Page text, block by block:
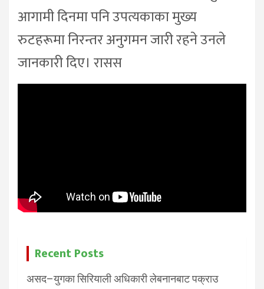
आगामी दिनमा पनि उपत्यकाका मुख्य
रुटहरूमा निरन्तर अनुगमन जारी रहने उनले
जानकारी दिए। रासस
Recent Posts
असद–युगका सिरियाली अधिकारी लेबनानबाट पक्राउ